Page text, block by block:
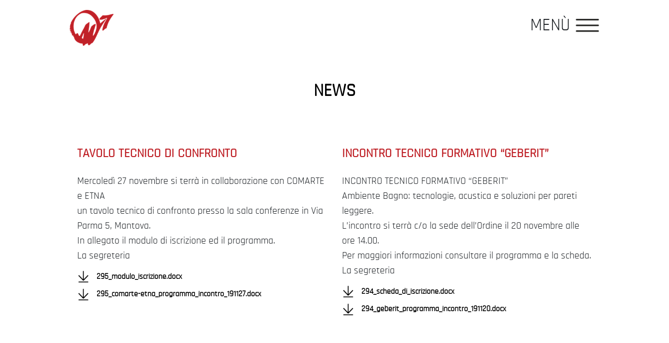
MENÙ
NEWS
TAVOLO TECNICO DI CONFRONTO
Mercoledì 27 novembre si terrà in collaborazione con COMARTE
e ETNA
un tavolo tecnico di confronto presso la sala conferenze in Via
Parma 5, Mantova.
In allegato il modulo di iscrizione ed il programma.
La segreteria
295_modulo_iscrizione.docx
295_comarte-etna_programma_incontro_191127.docx
INCONTRO TECNICO FORMATIVO “GEBERIT”
INCONTRO TECNICO FORMATIVO “GEBERIT”
Ambiente Bagno: tecnologie, acustica e soluzioni per pareti
leggere.
L’incontro si terrà c/o la sede dell’Ordine il 20 novembre alle
ore 14.00.
Per maggiori informazioni consultare il programma e la scheda.
La segreteria
294_scheda_di_iscrizione.docx
294_geberit_programma_incontro_191120.docx